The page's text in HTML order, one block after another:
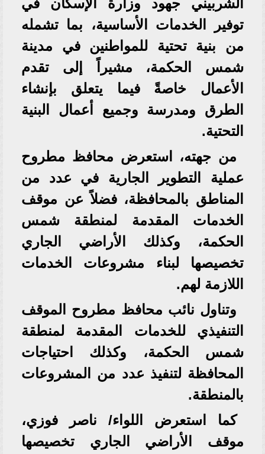
توفير الخدمات الأساسية، بما تشمله
من بنية تحتية للمواطنين في مدينة
شمس الحكمة، مشيراً إلى تقدم
الأعمال خاصةً فيما يتعلق بإنشاء
الطرق ومدرسة وجميع أعمال البنية
التحتية.
من جهته، استعرض محافظ مطروح
عملية التطوير الجارية في عدد من
المناطق بالمحافظة، فضلاً عن موقف
الخدمات المقدمة لمنطقة شمس
الحكمة، وكذلك الأراضي الجاري
تخصيصها لبناء مشروعات الخدمات
اللازمة لهم.
وتناول نائب محافظ مطروح الموقف
التنفيذي للخدمات المقدمة لمنطقة
شمس الحكمة، وكذلك احتياجات
المحافظة لتنفيذ عدد من المشروعات
بالمنطقة.
كما استعرض اللواء/ ناصر فوزي،
موقف الأراضي الجاري تخصيصها